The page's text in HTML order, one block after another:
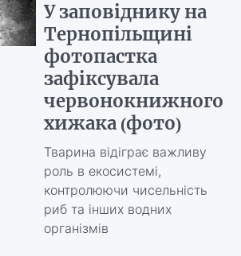
У заповіднику на
Тернопільщині
фотопастка
зафіксувала
червонокнижного
хижака (фото)
Тварина відіграє важливу
роль в екосистемі,
контролюючи чисельність
риб та інших водних
організмів